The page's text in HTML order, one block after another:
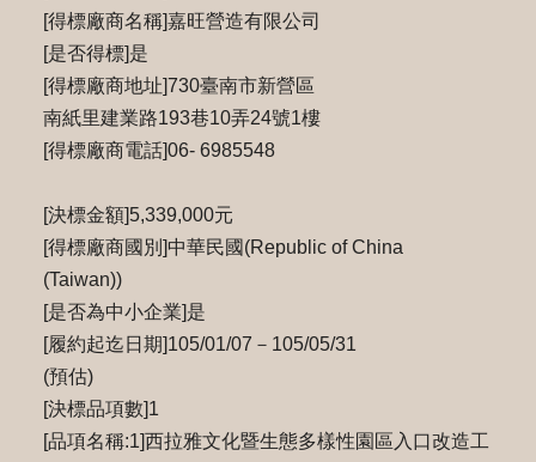
[得標廠商名稱]嘉旺營造有限公司
[是否得標]是
[得標廠商地址]730臺南市新營區
南紙里建業路193巷10弄24號1樓
[得標廠商電話]06- 6985548
[決標金額]5,339,000元
[得標廠商國別]中華民國(Republic of China
(Taiwan))
[是否為中小企業]是
[履約起迄日期]105/01/07－105/05/31
(預估)
[決標品項數]1
[品項名稱:1]西拉雅文化暨生態多樣性園區入口改造工